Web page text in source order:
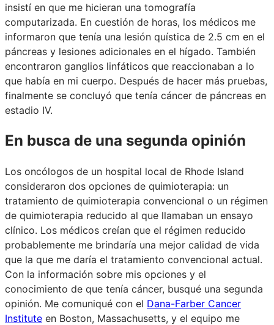
insistí en que me hicieran una tomografía
computarizada. En cuestión de horas, los médicos me
informaron que tenía una lesión quística de 2.5 cm en el
páncreas y lesiones adicionales en el hígado. También
encontraron ganglios linfáticos que reaccionaban a lo
que había en mi cuerpo. Después de hacer más pruebas,
finalmente se concluyó que tenía cáncer de páncreas en
estadio IV.
En busca de una segunda opinión
Los oncólogos de un hospital local de Rhode Island
consideraron dos opciones de quimioterapia: un
tratamiento de quimioterapia convencional o un régimen
de quimioterapia reducido al que llamaban un ensayo
clínico. Los médicos creían que el régimen reducido
probablemente me brindaría una mejor calidad de vida
que la que me daría el tratamiento convencional actual.
Con la información sobre mis opciones y el
conocimiento de que tenía cáncer, busqué una segunda
opinión. Me comuniqué con el Dana-Farber Cancer
Institute en Boston, Massachusetts, y el equipo me